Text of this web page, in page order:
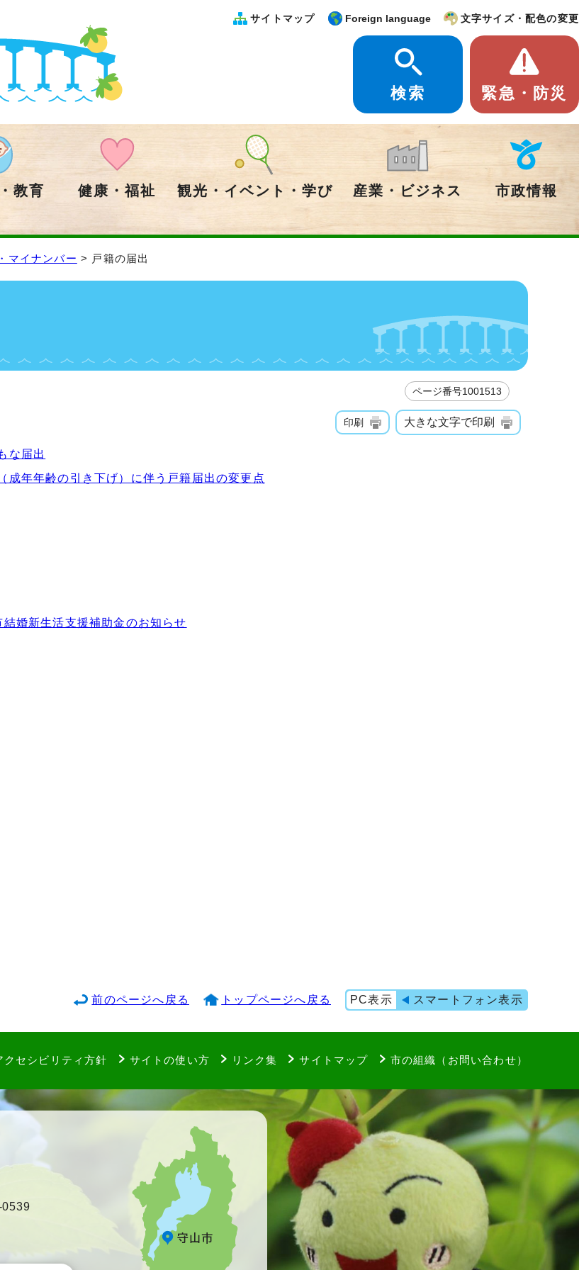
サイトマップ Foreign language 文字サイズ・配色の変更
検索 緊急・防災
教育 健康・福祉 観光・イベント・学び 産業・ビジネス 市政情報
マイナンバー > 戸籍の届出
ページ番号1001513
印刷 大きな文字で印刷
な届出
成年年齢の引き下げ）に伴う戸籍届出の変更点
婚新生活支援補助金のお知らせ
前のページへ戻る トップページへ戻る PC表示 スマートフォン表示
クセシビリティ方針 サイトの使い方 リンク集 サイトマップ 市の組織（お問い合わせ）